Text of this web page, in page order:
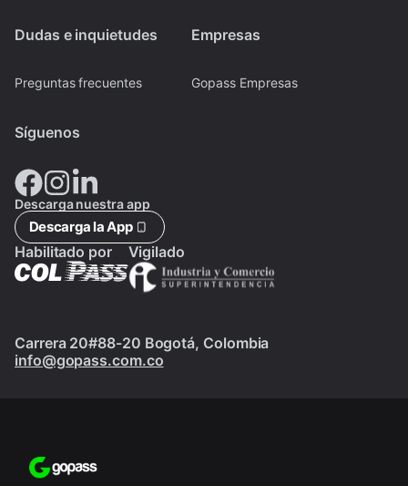
Dudas e inquietudes
Preguntas frecuentes
Empresas
Gopass Empresas
Síguenos
Descarga nuestra app
Descarga la App
Habilitado por Vigilado
Carrera 20#88-20 Bogotá, Colombia
info@gopass.com.co